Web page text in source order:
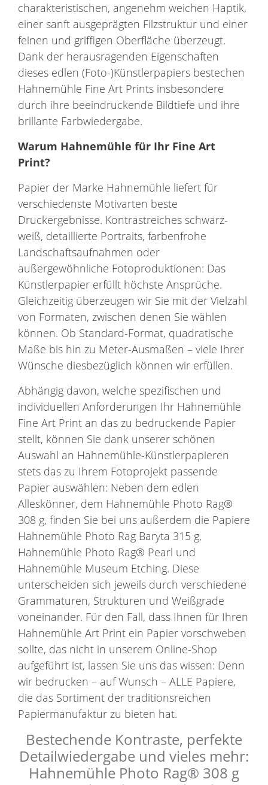
charakteristischen, angenehm weichen Haptik,
einer sanft ausgeprägten Filzstruktur und einer
feinen und griffigen Oberfläche überzeugt.
Dank der herausragenden Eigenschaften
dieses edlen (Foto-)Künstlerpapiers bestechen
Hahnemühle Fine Art Prints insbesondere
durch ihre beeindruckende Bildtiefe und ihre
brillante Farbwiedergabe.
Warum Hahnemühle für Ihr Fine Art
Print?
Papier der Marke Hahnemühle liefert für
verschiedenste Motivarten beste
Druckergebnisse. Kontrastreiches schwarz-
weiß, detaillierte Portraits, farbenfrohe
Landschaftsaufnahmen oder
außergewöhnliche Fotoproduktionen: Das
Künstlerpapier erfüllt höchste Ansprüche.
Gleichzeitig überzeugen wir Sie mit der Vielzahl
von Formaten, zwischen denen Sie wählen
können. Ob Standard-Format, quadratische
Maße bis hin zu Meter-Ausmaßen – viele Ihrer
Wünsche diesbezüglich können wir erfüllen.
Abhängig davon, welche spezifischen und
individuellen Anforderungen Ihr Hahnemühle
Fine Art Print an das zu bedruckende Papier
stellt, können Sie dank unserer schönen
Auswahl an Hahnemühle-Künstlerpapieren
stets das zu Ihrem Fotoprojekt passende
Papier auswählen: Neben dem edlen
Alleskönner, dem Hahnemühle Photo Rag®
308 g, finden Sie bei uns außerdem die Papiere
Hahnemühle Photo Rag Baryta 315 g,
Hahnemühle Photo Rag® Pearl und
Hahnemühle Museum Etching. Diese
unterscheiden sich jeweils durch verschiedene
Grammaturen, Strukturen und Weißgrade
voneinander. Für den Fall, dass Ihnen für Ihren
Hahnemühle Art Print ein Papier vorschweben
sollte, das nicht in unserem Online-Shop
aufgeführt ist, lassen Sie uns das wissen: Denn
wir bedrucken – auf Wunsch – ALLE Papiere,
die das Sortiment der traditionsreichen
Papiermanufaktur zu bieten hat.
Bestechende Kontraste, perfekte
Detailwiedergabe und vieles mehr:
Hahnemühle Photo Rag® 308 g